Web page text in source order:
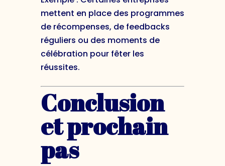
mettent en place des programmes
de récompenses, de feedbacks
réguliers ou des moments de
célébration pour fêter les
réussites.
Conclusion
et prochain
pas